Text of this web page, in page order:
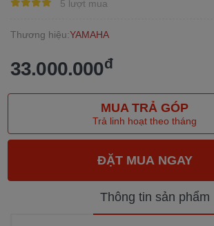
5 lượt mua
Thương hiệu:YAMAHA
33.000.000đ
MUA TRẢ GÓP
Trả linh hoạt theo tháng
Thông tin sản phẩm